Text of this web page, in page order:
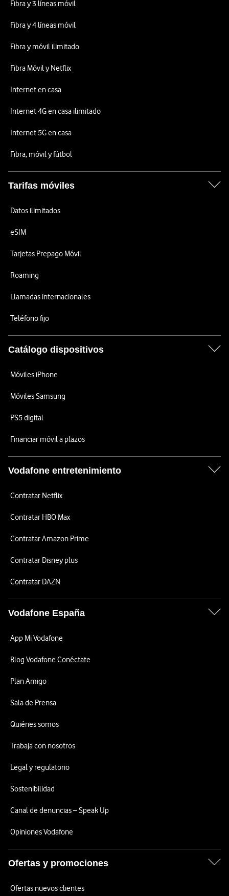
Fibra y 3 líneas móvil
Fibra y 4 líneas móvil
Fibra y móvil ilimitado
Fibra Móvil y Netflix
Internet en casa
Internet 4G en casa ilimitado
Internet 5G en casa
Fibra, móvil y fútbol
Tarifas móviles
Datos ilimitados
eSIM
Tarjetas Prepago Móvil
Roaming
Llamadas internacionales
Teléfono fijo
Catálogo dispositivos
Móviles iPhone
Móviles Samsung
PS5 digital
Financiar móvil a plazos
Vodafone entretenimiento
Contratar Netflix
Contratar HBO Max
Contratar Amazon Prime
Contratar Disney plus
Contratar DAZN
Vodafone España
App Mi Vodafone
Blog Vodafone Conéctate
Plan Amigo
Sala de Prensa
Quiénes somos
Trabaja con nosotros
Legal y regulatorio
Sostenibilidad
Canal de denuncias – Speak Up
Opiniones Vodafone
Ofertas y promociones
Ofertas nuevos clientes